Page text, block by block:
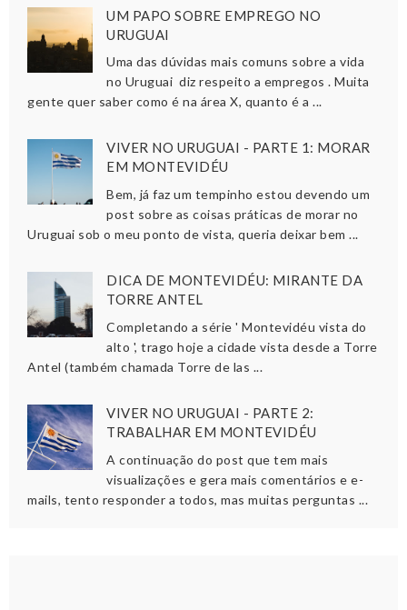
UM PAPO SOBRE EMPREGO NO
URUGUAI
Uma das dúvidas mais comuns sobre a vida
no Uruguai diz respeito a empregos . Muita
gente quer saber como é na área X, quanto é a ...
VIVER NO URUGUAI - PARTE 1: MORAR
EM MONTEVIDÉU
Bem, já faz um tempinho estou devendo um
post sobre as coisas práticas de morar no
Uruguai sob o meu ponto de vista, queria deixar bem ...
DICA DE MONTEVIDÉU: MIRANTE DA
TORRE ANTEL
Completando a série ' Montevidéu vista do
alto ', trago hoje a cidade vista desde a Torre
Antel (também chamada Torre de las ...
VIVER NO URUGUAI - PARTE 2:
TRABALHAR EM MONTEVIDÉU
A continuação do post que tem mais
visualizações e gera mais comentários e e-
mails, tento responder a todos, mas muitas perguntas ...